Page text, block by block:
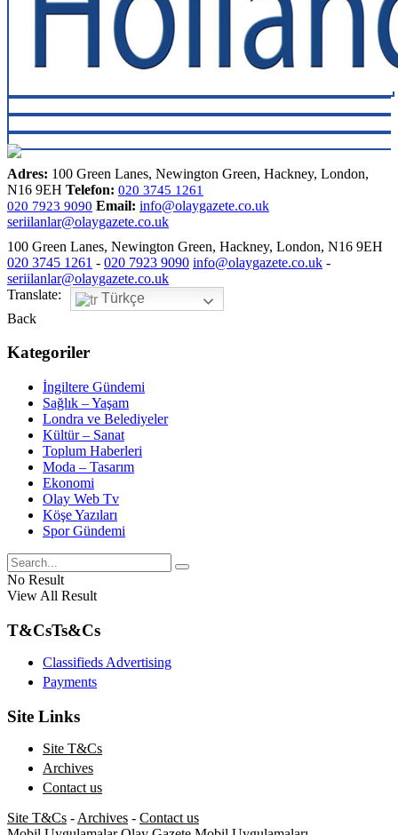
Adres: 100 Green Lanes, Newington Green, Hackney, London,
N16 9EH Telefon: 020 3745 1261
020 7923 9090 Email: info@olaygazete.co.uk
seriilanlar@olaygazete.co.uk
100 Green Lanes, Newington Green, Hackney, London, N16 9EH
020 3745 1261 - 020 7923 9090 info@olaygazete.co.uk -
seriilanlar@olaygazete.co.uk
Translate:
Türkçe
Back
Kategoriler
İngiltere Gündemi
Sağlık – Yaşam
Londra ve Belediyeler
Kültür – Sanat
Toplum Haberleri
Moda – Tasarım
Ekonomi
Olay Web Tv
Köşe Yazıları
Spor Gündemi
No Result
View All Result
T&CsTs&Cs
Classifieds Advertising
Payments
Site Links
Site T&Cs
Archives
Contact us
Site T&Cs - Archives - Contact us